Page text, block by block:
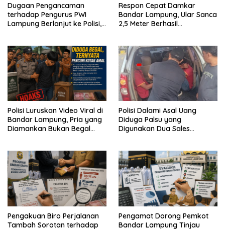
Dugaan Pengancaman
terhadap Pengurus PWI
Lampung Berlanjut ke Polisi,
Respon Cepat Damkar
Bandar Lampung, Ular Sanca
2,5 Meter Berhasil
Polisi Luruskan Video Viral di
Bandar Lampung, Pria yang
Diamankan Bukan Begal
Polisi Dalami Asal Uang
Diduga Palsu yang
Digunakan Dua Sales
Pengakuan Biro Perjalanan
Tambah Sorotan terhadap
Pengamat Dorong Pemkot
Bandar Lampung Tinjau